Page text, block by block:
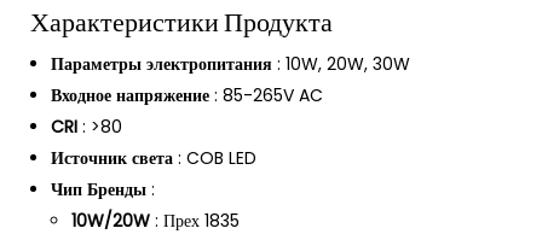
Характеристики Продукта
Параметры электропитания : 10W, 20W, 30W
Входное напряжение : 85-265V AC
CRI : >80
Источник света : COB LED
Чип Бренды :
10W/20W : Прех 1835